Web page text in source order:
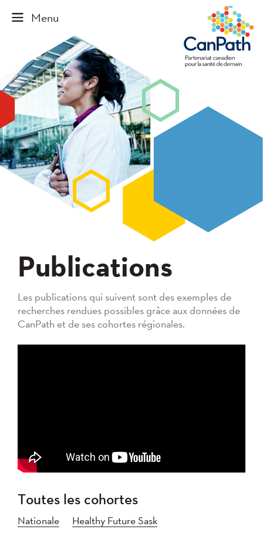
Publications
Les publications qui suivent sont des exemples de
recherches rendues possibles grâce aux données de
CanPath et de ses cohortes régionales.
Toutes les cohortes
Nationale
Healthy Future Sask